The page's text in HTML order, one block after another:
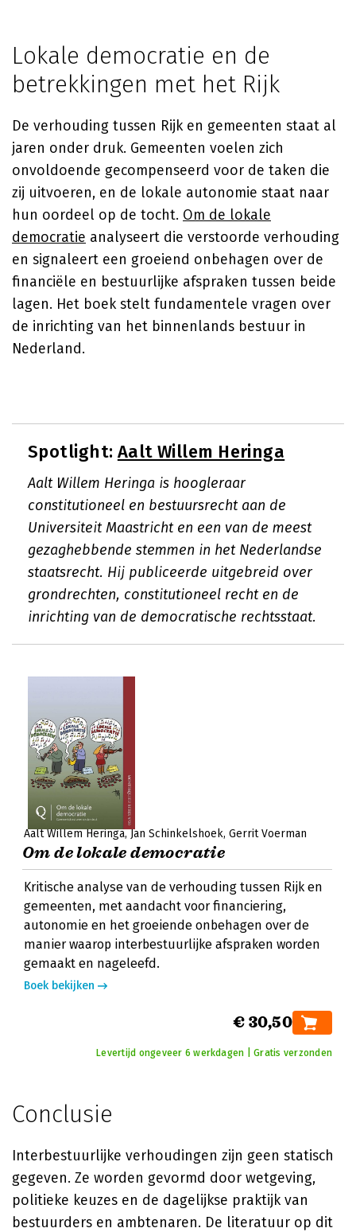
Lokale democratie en de
betrekkingen met het Rijk
De verhouding tussen Rijk en gemeenten staat al
jaren onder druk. Gemeenten voelen zich
onvoldoende gecompenseerd voor de taken die
zij uitvoeren, en de lokale autonomie staat naar
hun oordeel op de tocht. Om de lokale
democratie analyseert die verstoorde verhouding
en signaleert een groeiend onbehagen over de
financiële en bestuurlijke afspraken tussen beide
lagen. Het boek stelt fundamentele vragen over
de inrichting van het binnenlands bestuur in
Nederland.
Spotlight: Aalt Willem Heringa
Aalt Willem Heringa is hoogleraar
constitutioneel en bestuursrecht aan de
Universiteit Maastricht en een van de meest
gezaghebbende stemmen in het Nederlandse
staatsrecht. Hij publiceerde uitgebreid over
grondrechten, constitutioneel recht en de
inrichting van de democratische rechtsstaat.
Aalt Willem Heringa Jan Schinkelshoek Gerrit Voerman
Om de lokale democratie
Kritische analyse van de verhouding tussen Rijk en
gemeenten, met aandacht voor financiering,
autonomie en het groeiende onbehagen over de
manier waarop interbestuurlijke afspraken worden
gemaakt en nageleefd.
Boek bekijken
€ 30,50
Levertijd ongeveer 6 werkdagen | Gratis verzonden
Conclusie
Interbestuurlijke verhoudingen zijn geen statisch
gegeven. Ze worden gevormd door wetgeving,
politieke keuzes en de dagelijkse praktijk van
bestuurders en ambtenaren. De literatuur op dit